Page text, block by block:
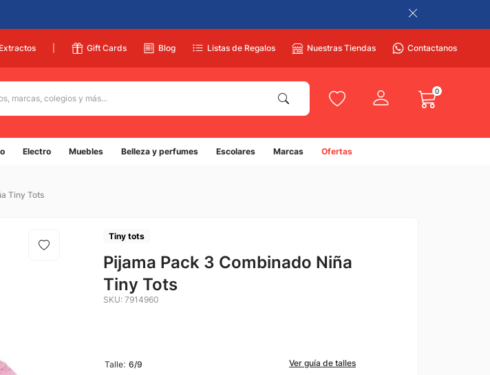
Extractos Gift Cards Blog Listas de Regalos Nuestras Tiendas Contactanos
marcas, colegios y más... 0
Electro Muebles Belleza y perfumes Escolares Marcas Ofertas
Tiny Tots
Tiny tots
Pijama Pack 3 Combinado Niña
Tiny Tots
SKU:7914960
Talle: 6/9 Ver guía de talles